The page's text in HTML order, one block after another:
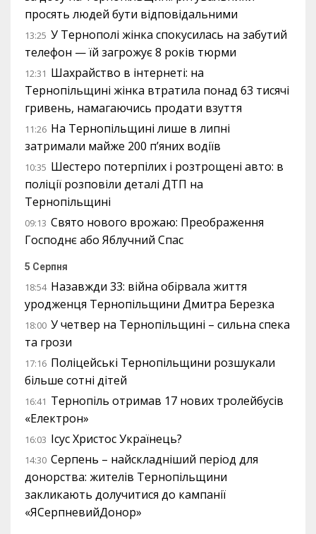
просять людей бути відповідальними
13:25 У Тернополі жінка спокусилась на забутий
телефон — їй загрожує 8 років тюрми
12:31 Шахрайство в інтернеті: на
Тернопільщині жінка втратила понад 63 тисячі
гривень, намагаючись продати взуття
11:26 На Тернопільщині лише в липні
затримали майже 200 п’яних водіїв
10:35 Шестеро потерпілих і розтрощені авто: в
поліції розповіли деталі ДТП на
Тернопільщині
09:13 Свято нового врожаю: Преображення
Господнє або Яблучний Спас
5 Серпня
18:54 Назавжди 33: війна обірвала життя
уродженця Тернопільщини Дмитра Березка
18:00 У четвер на Тернопільщині – сильна спека
та грози
17:16 Поліцейські Тернопільщини розшукали
більше сотні дітей
16:41 Тернопіль отримав 17 нових тролейбусів
«Електрон»
16:03 Ісус Христос Українець?
14:30 Серпень – найскладніший період для
донорства: жителів Тернопільщини
закликають долучитися до кампанії
«ЯСерпневийДонор»